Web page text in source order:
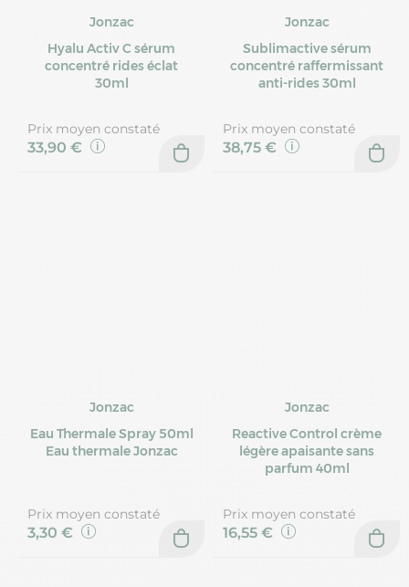
Jonzac
Hyalu Activ C sérum
concentré rides éclat
30ml
Prix moyen constaté
33,90 €
Jonzac
Sublimactive sérum
concentré raffermissant
anti-rides 30ml
Prix moyen constaté
38,75 €
Jonzac
Eau Thermale Spray 50ml
Eau thermale Jonzac
Prix moyen constaté
3,30 €
Jonzac
Reactive Control crème
légère apaisante sans
parfum 40ml
Prix moyen constaté
16,55 €